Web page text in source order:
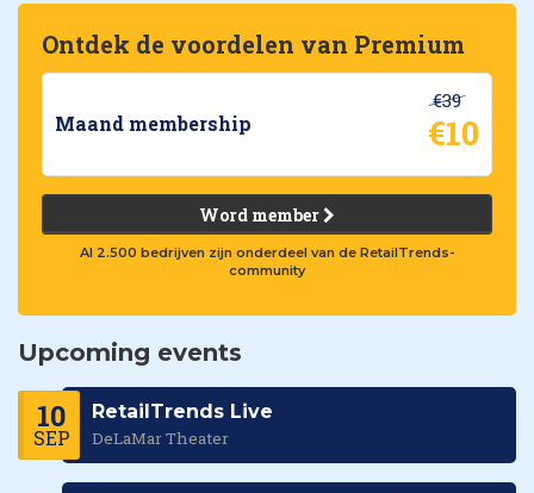
Ontdek de voordelen van Premium
Maand membership
€39
€10
Word member
Al 2.500 bedrijven zijn onderdeel van de RetailTrends-
community
Upcoming events
10
SEP
RetailTrends Live
DeLaMar Theater